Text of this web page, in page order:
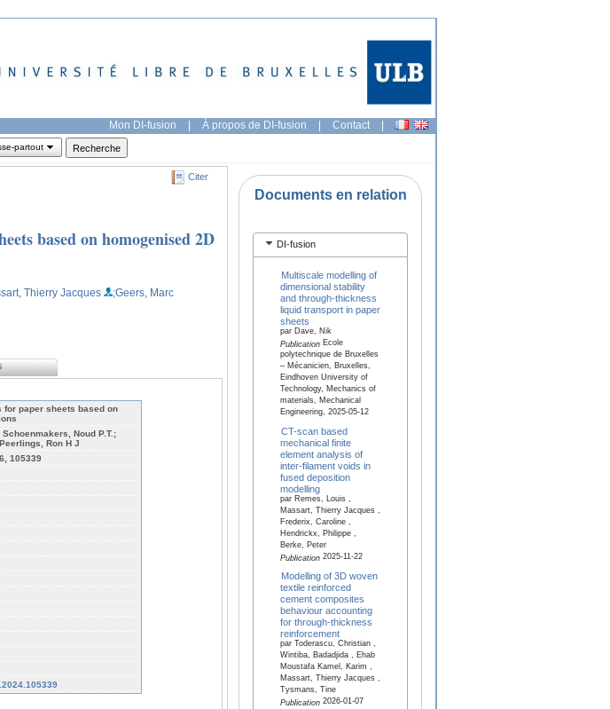
Mon DI-fusion | À propos de DI-fusion | Contact |
partout
Citer
based on homogenised 2D
Thierry Jacques
;Geers, Marc
paper sheets based on
Noud P.T.;
Ron H J
105339
Documents en relation
DI-fusion
Multiscale modelling of
dimensional stability
and through-thickness
liquid transport in paper
sheets
par Dave, Nik
PublicationEcole
polytechnique de Bruxelles
– Mécanicien, Bruxelles,
Eindhoven University of
Technology, Mechanics of
materials, Mechanical
Engineering, 2025-05-12
CT-scan based
mechanical finite
element analysis of
inter-filament voids in
fused deposition
modelling
par Remes, Louis ,
Massart, Thierry Jacques ,
Frederix, Caroline ,
Hendrickx, Philippe ,
Berke, Peter
Publication2025-11-22
Modelling of 3D woven
textile reinforced
cement composites
behaviour accounting
for through-thickness
reinforcement
par Toderascu, Christian ,
Wintiba, Badadjida , Ehab
Moustafa Kamel, Karim ,
Massart, Thierry Jacques ,
Tysmans, Tine
Publication2026-01-07